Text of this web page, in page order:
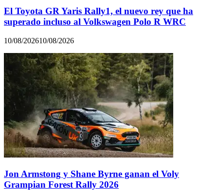
El Toyota GR Yaris Rally1, el nuevo rey que ha
superado incluso al Volkswagen Polo R WRC
10/08/202610/08/2026
Jon Armstong y Shane Byrne ganan el Voly
Grampian Forest Rally 2026